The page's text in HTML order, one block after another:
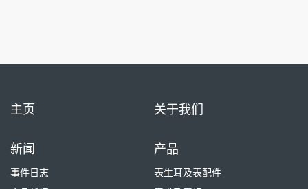
主页 关于我们
新闻
事件日志
产品
表生耳及表配件